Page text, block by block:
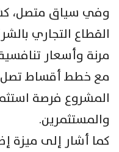
وفي سياق متصل،
القطاع التجاري
المشروع فرصة
والمستثمرين.